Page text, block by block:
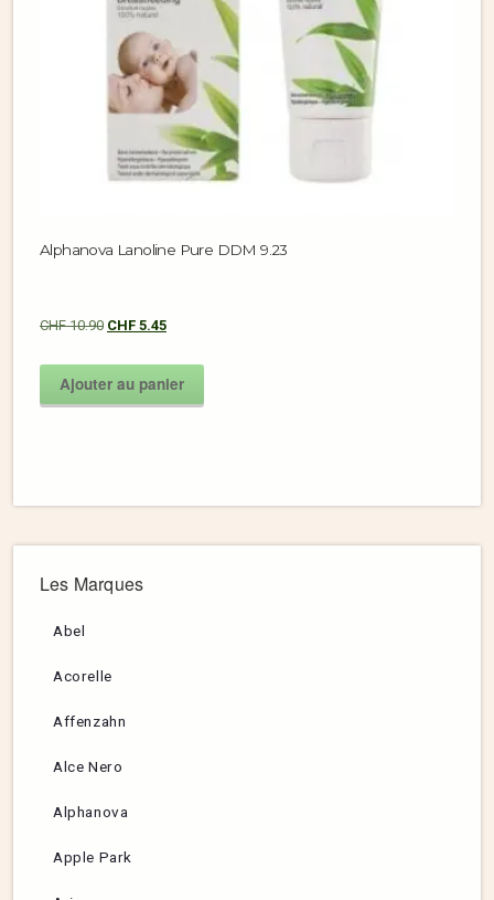
Alphanova Lanoline Pure DDM 9.23
CHF10.90 CHF 5.45
Ajouter au panier
Les Marques
Abel
Acorelle
Affenzahn
Alce Nero
Alphanova
Apple Park